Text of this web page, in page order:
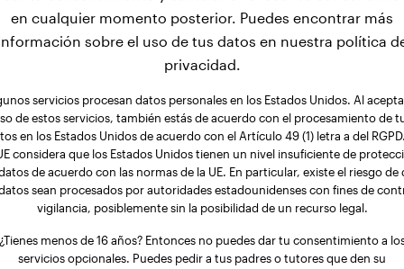
en cualquier momento posterior. Puedes encontrar más
sobre el uso de tus datos en nuestra política
privacidad.
servicios procesan datos personales en los Estados Unidos. Al
de estos servicios, también estás de acuerdo con el procesamiento de
en los Estados Unidos de acuerdo con el Artículo 49 (1) letra a del
considera que los Estados Unidos tienen un nivel insuficiente de
de acuerdo con las normas de la UE. En particular, existe el riesgo de
sean procesados por autoridades estadounidenses con fines de
vigilancia, posiblemente sin la posibilidad de un recurso legal.
¿Tienes menos de 16 años? Entonces no puedes dar tu consentimiento a
servicios opcionales. Puedes pedir a tus padres o tutores que den su